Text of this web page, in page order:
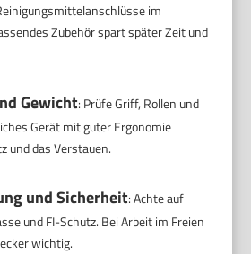
im
Zubehör spart später Zeit und
Gewicht: Prüfe Griff, Rollen und
Gerät mit guter Ergonomie
und das Verstauen.
und Sicherheit: Achte auf
und FI-Schutz. Bei Arbeit im Freien
wichtig.